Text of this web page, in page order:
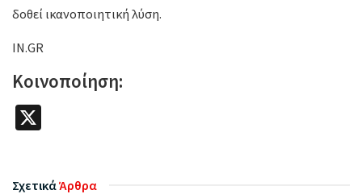
δοθεί ικανοποιητική λύση.
IN.GR
Κοινοποίηση:
ΣχετικάΆρθρα